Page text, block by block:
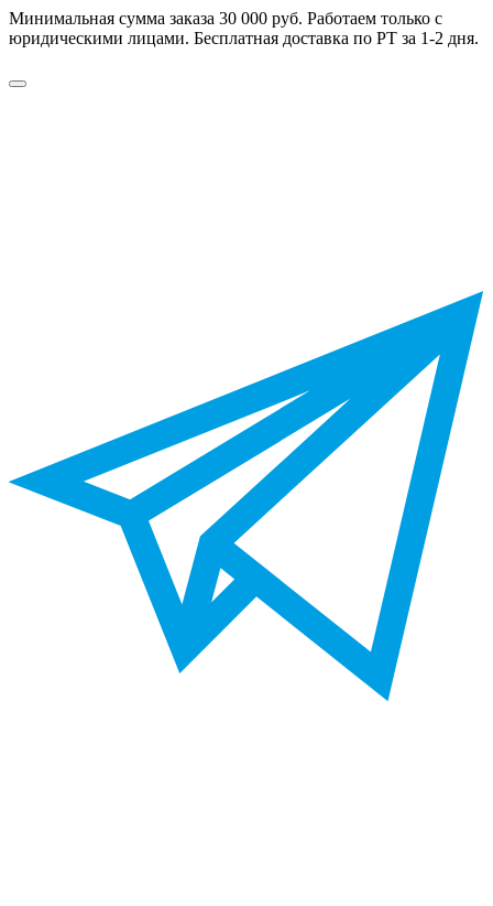
Минимальная сумма заказа 30 000 руб. Работаем только с
юридическими лицами. Бесплатная доставка по РТ за 1-2 дня.